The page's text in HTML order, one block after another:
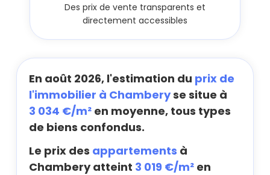
Des prix de vente transparents et
directement accessibles
En août 2026, l'estimation du prix de
l'immobilier à Chamberyse situe à
3 034 €/m² en moyenne, tous types
de biens confondus.
Le prix des appartements à
Chambery atteint 3 019 €/m² en